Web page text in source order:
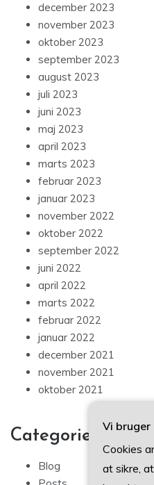
december 2023
november 2023
oktober 2023
september 2023
august 2023
juli 2023
juni 2023
maj 2023
april 2023
marts 2023
februar 2023
januar 2023
november 2022
oktober 2022
september 2022
juni 2022
april 2022
marts 2022
februar 2022
januar 2022
december 2021
november 2021
oktober 2021
Categories
Blog
Vi bruger
Cookies
at sikre,